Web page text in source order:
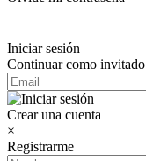
Iniciar sesión
Continuar como invitado
Crear una cuenta
×
Registrarme